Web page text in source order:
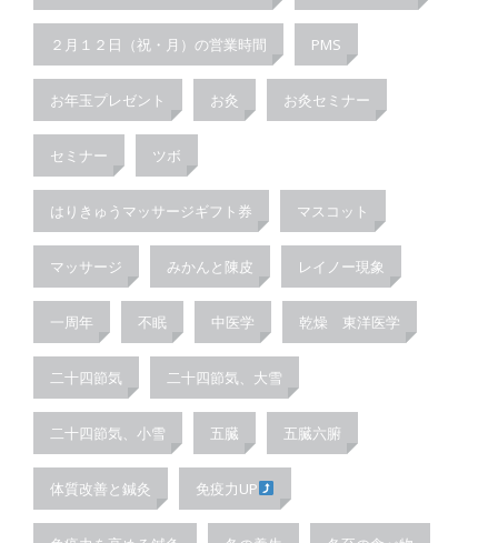
２月１２日（祝・月）の営業時間 PMS
お年玉プレゼント お灸 お灸セミナー
セミナー ツボ
はりきゅうマッサージギフト券 マスコット
マッサージ みかんと陳皮 レイノー現象
一周年 不眠 中医学 乾燥 東洋医学
二十四節気 二十四節気、大雪
二十四節気、小雪 五臓 五臓六腑
体質改善と鍼灸 免疫力UP